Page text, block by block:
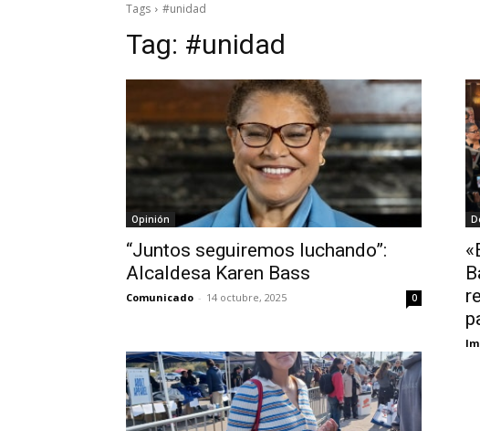
Tags #unidad
Tag: #unidad
Opinión
“Juntos seguiremos luchando”:
Alcaldesa Karen Bass
Comunicado - 14 octubre, 2025 0